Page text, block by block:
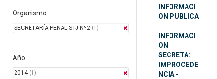
Organismo
SECRETARÍA PENAL STJ Nº2 (1)
Año
2014(1)
INFORMACI
ON PUBLICA
-
INFORMACI
ON
SECRETA:
IMPROCEDE
NCIA -